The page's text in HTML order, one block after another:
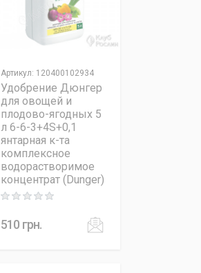
Артикул: 120400102934
Удобрение Дюнгер
для овощей и
плодово-ягодных 5
л 6-6-3+4S+0,1
янтарная к-та
комплексное
водорастворимое
концентрат (Dunger)
Rating: 0 out of 5
510 грн.